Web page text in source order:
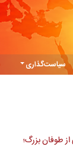
سیاست‌گذاری
از طوفان بزرگ؛